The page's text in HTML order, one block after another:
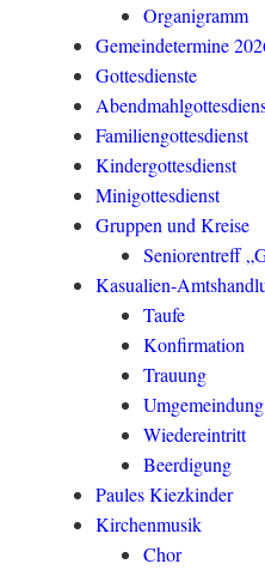
Organigramm
Gemeindetermine
Gottesdienste
Familiengottesdienst
Kindergottesdienst
Minigottesdienst
Gruppen und Kreise
Seniorentreff
Kasualien-
Taufe
Konfirmation
Trauung
Umgemeindung
Wiedereintritt
Beerdigung
Paules Kiezkinder
Kirchenmusik
Chor